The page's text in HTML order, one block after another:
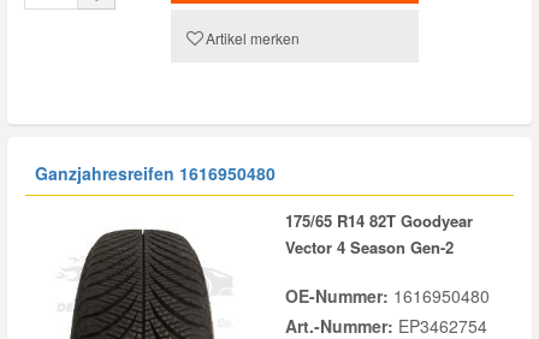
Artikel merken
Ganzjahresreifen 1616950480
175/65 R14 82T Goodyear
Vector 4 Season Gen-2
OE-Nummer: 1616950480
Art.-Nummer: EP3462754